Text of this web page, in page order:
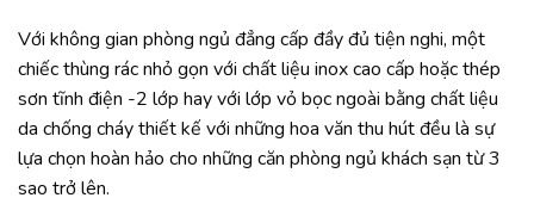
Với không gian phòng ngủ đẳng cấp đầy đủ tiện nghi, một
chiếc thùng rác nhỏ gọn với chất liệu inox cao cấp hoặc thép
sơn tĩnh điện -2 lớp hay với lớp vỏ bọc ngoài bằng chất liệu
da chống cháy thiết kế với những hoa văn thu hút đều là sự
lựa chọn hoàn hảo cho những căn phòng ngủ khách sạn từ 3
sao trở lên.